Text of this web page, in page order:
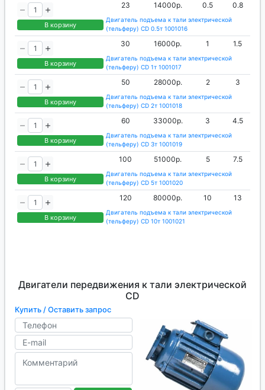
В корзину
23 14000р. 0.5 0.8
Двигатель подъема к тали электрической
(тельферу) CD 0.5т 1001016
В корзину
30 16000р. 1 1.5
Двигатель подъема к тали электрической
(тельферу) CD 1т 1001017
В корзину
50 28000р. 2 3
Двигатель подъема к тали электрической
(тельферу) CD 2т 1001018
В корзину
60 33000р. 3 4.5
Двигатель подъема к тали электрической
(тельферу) CD 3т 1001019
В корзину
100 51000р. 5 7.5
Двигатель подъема к тали электрической
(тельферу) CD 5т 1001020
В корзину
120 80000р. 10 13
Двигатель подъема к тали электрической
(тельферу) CD 10т 1001021
Двигатели передвижения к тали электрической
CD
Купить / Оставить запрос